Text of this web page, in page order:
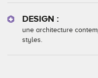
DESIGN :
une architecture
styles.